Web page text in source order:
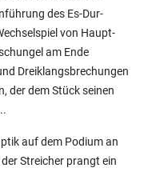
des Es-Dur-
von Haupt-
am Ende
Dreiklangsbrechungen
der dem Stück seinen
auf dem Podium an
Streicher prangt ein